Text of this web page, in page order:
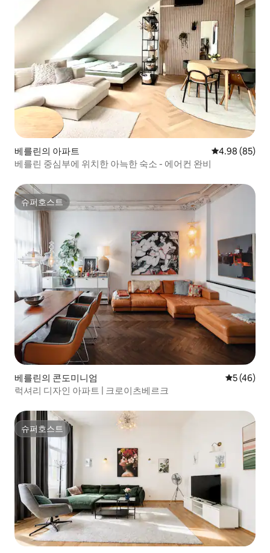
베를린의 아파트 평점 4.98점(5
4.98 (85)
베를린 중심부에 위치한 아늑한 숙소 - 에어컨 완비
슈퍼호스트
슈퍼호스트
베를린의 콘도미니엄 평점 5점(5
5 (46)
럭셔리 디자인 아파트 | 크로이츠베르크
슈퍼호스트
슈퍼호스트